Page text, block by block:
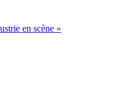
en scène »